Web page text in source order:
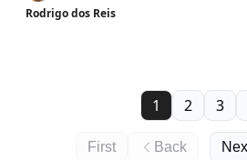
Rodrigo dos Reis
First Back
1 2 3